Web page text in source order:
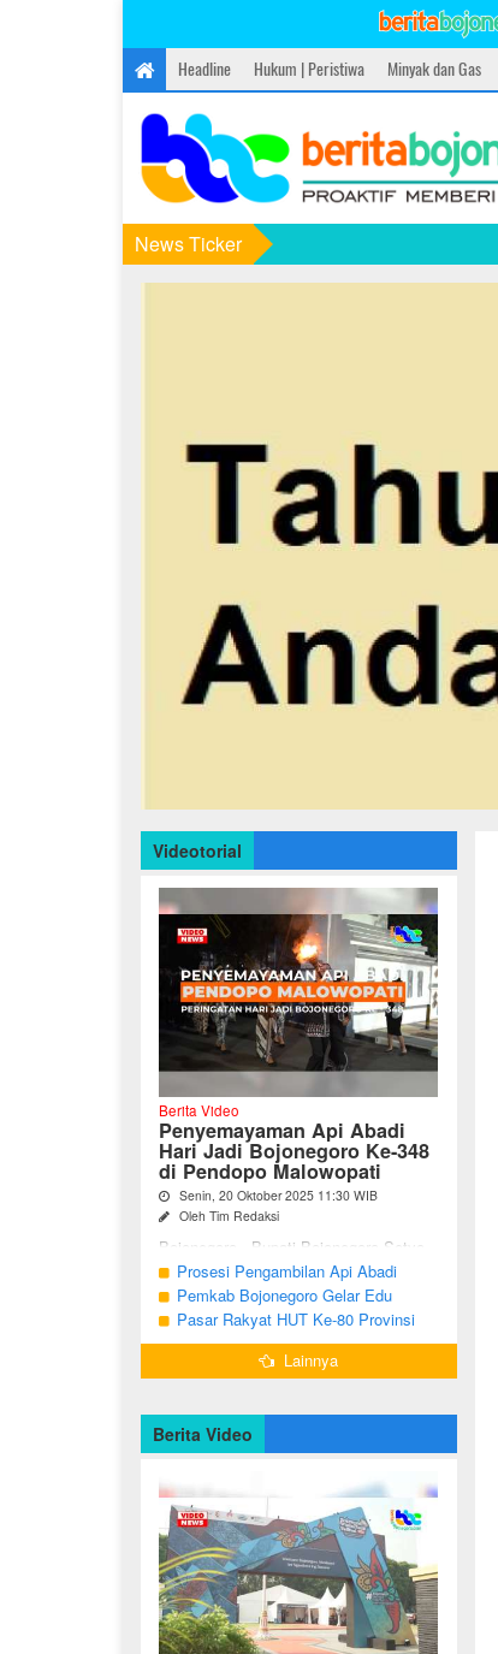
Headline Hukum | Peristiwa Minyak dan Gas
News Ticker
Videotorial
Berita Video
Penyemayaman Api Abadi
Hari Jadi Bojonegoro Ke-348
di Pendopo Malowopati
Senin, 20 Oktober 2025 11:30 WIB
Oleh Tim Redaksi
Bojonegoro - Bupati Bojonegoro Setyo
Wahono, didampingi Wakil Bupati Nurul
Azizah dan Ketua DPRD Abdulloh
Umar, bersama jajaran Forkopimda
Bojonegoro ...
Prosesi Pengambilan Api Abadi
Peringatan Hari Jadi Bojonegoro Ke-
348
Pemkab Bojonegoro Gelar Edu
Champ dan Coaching Clinic Seni
Reog dan Jaranan
Pasar Rakyat HUT Ke-80 Provinsi
Jawa Timur di Bojonegoro
Lainnya
Berita Video